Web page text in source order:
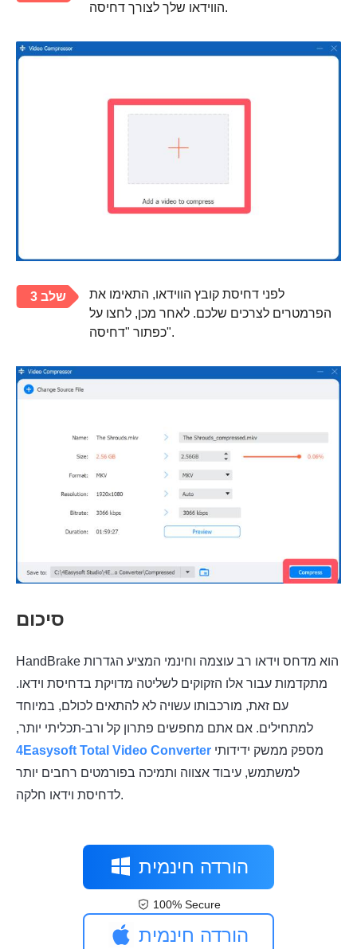
הווידאו שלך לצורך דחיסה.
שלב 3
לפני דחיסת קובץ הווידאו, התאימו את
הפרמטרים לצרכים שלכם. לאחר מכן, לחצו על
כפתור "דחיסה".
סיכום
HandBrake הוא מדחס וידאו רב עוצמה וחינמי המציע הגדרות
מתקדמות עבור אלו הזקוקים לשליטה מדויקת בדחיסת וידאו.
עם זאת, מורכבותו עשויה לא להתאים לכולם, במיוחד
למתחילים. אם אתם מחפשים פתרון קל ורב-תכליתי יותר,
4Easysoft Total Video Converter
למשתמש, עיבוד אצווה ותמיכה בפורמטים רחבים יותר
לדחיסת וידאו חלקה.
הורדה חינמית
100% Secure
הורדה חינמית